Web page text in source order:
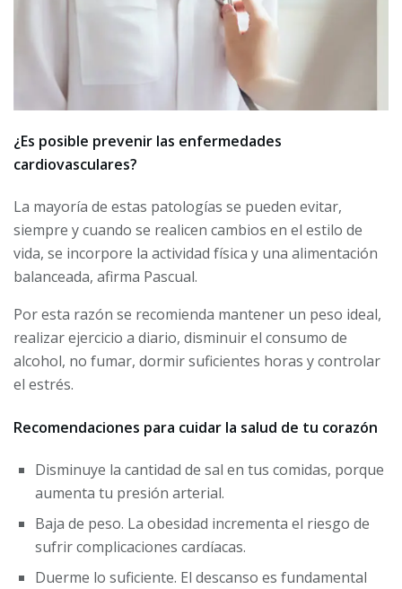
¿Es posible prevenir las enfermedades
cardiovasculares?
La mayoría de estas patologías se pueden evitar,
siempre y cuando se realicen cambios en el estilo de
vida, se incorpore la actividad física y una alimentación
balanceada, afirma Pascual.
Por esta razón se recomienda mantener un peso ideal,
realizar ejercicio a diario, disminuir el consumo de
alcohol, no fumar, dormir suficientes horas y controlar
el estrés.
Recomendaciones para cuidar la salud de tu corazón
Disminuye la cantidad de sal en tus comidas, porque
aumenta tu presión arterial.
Baja de peso. La obesidad incrementa el riesgo de
sufrir complicaciones cardíacas.
Duerme lo suficiente. El descanso es fundamental